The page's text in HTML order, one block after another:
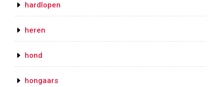
hardlopen
heren
hond
hongaars